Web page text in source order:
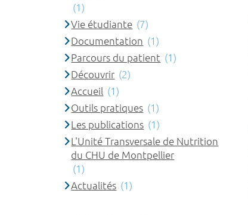
(1)
Vie étudiante (7)
Documentation (1)
Parcours du patient (1)
Découvrir (2)
Accueil (1)
Outils pratiques (1)
Les publications (1)
L'Unité Transversale de Nutrition
du CHU de Montpellier
(1)
Actualités (1)